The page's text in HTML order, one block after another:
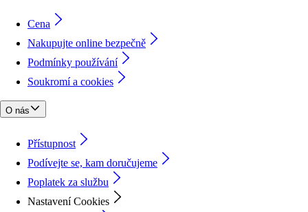
Cena
Nakupujte online bezpečně
Podmínky používání
Soukromí a cookies
O nás
Přístupnost
Podívejte se, kam doručujeme
Poplatek za službu
Nastavení Cookies